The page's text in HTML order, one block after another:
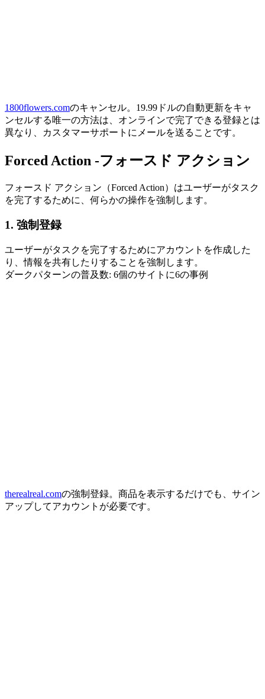
1800flowers.comのキャンセル。19.99ドルの自動更新をキャ
ンセルする唯一の方法は、オンラインで完了できる登録とは
異なり、カスタマーサポートにメールを送ることです。
Forced Action -フォースド アクション
フォースド アクション（Forced Action）はユーザーがタスク
を完了するために、何らかの操作を強制します。
1. 強制登録
ユーザーがタスクを完了するためにアカウントを作成した
り、情報を共有したりすることを強制します。
ダークパターンの普及数: 6個のサイトに6の事例
therealreal.comの強制登録。商品を表示するだけでも、サイン
アップしてアカウントが必要です。